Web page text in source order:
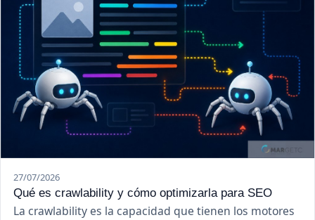
27/07/2026
Qué es crawlability y cómo optimizarla para SEO
La crawlability es la capacidad que tienen los motores